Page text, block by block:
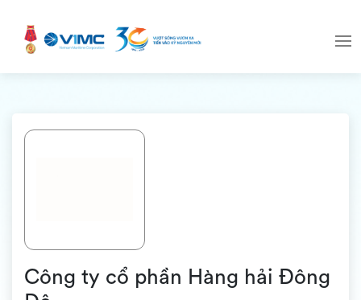
Công ty cổ phần Hàng hải Đông